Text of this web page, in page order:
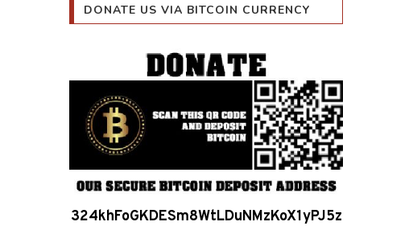
DONATE US VIA BITCOIN CURRENCY
324khFoGKDESm8WtLDuNMzKoX1yPJ5z